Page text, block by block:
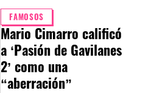
FAMOSOS
Mario Cimarro calificó
a ‘Pasión de Gavilanes
2’ como una
“aberración”